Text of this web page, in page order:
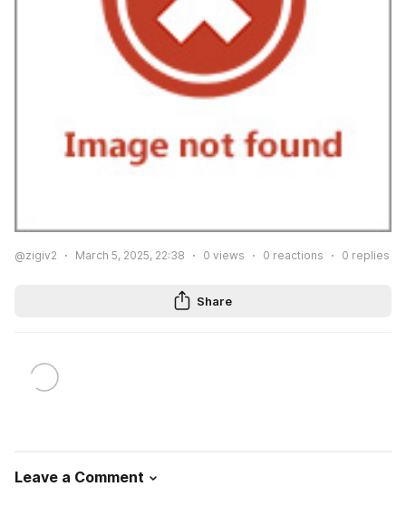
@zigiv2 March 5, 2025, 22:38 0 views 0 reactions 0 replies
Share
Leave a Comment